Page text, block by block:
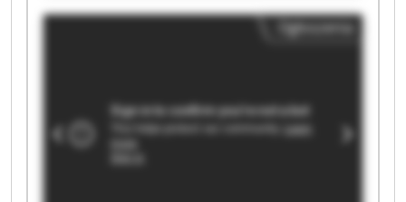
Stolplast s.c. Anna i Arkadiusz Kaczyńscy
Stolplast s.c. Anna i Arkadiusz Kaczyńscy
Stolplast s.c. Anna i Arkadiusz Kaczyńscy
Stolplast s.c. Anna i Arkadiusz Kaczyńscy
Stolplast s.c. Anna i Arkadiusz Kaczyńscy
Stolplast s.c. Anna i Arkadiusz Kaczyńscy
Ogłoszenia